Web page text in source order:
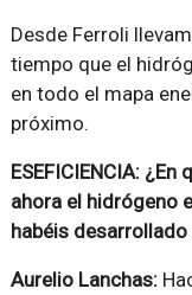
Desde Ferroli
tiempo que el
en todo el mapa
próximo.
ESEFICIENCIA:
ahora el hidrógeno
habéis
Aurelio Lanchas: